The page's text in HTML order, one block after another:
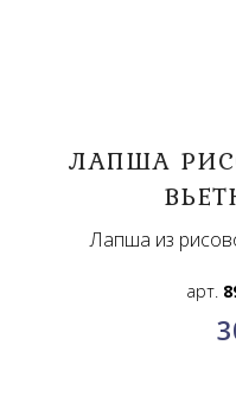
ЛАПША
Лапша из
арт.